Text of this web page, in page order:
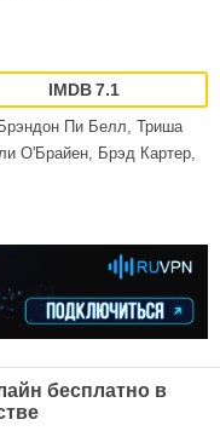
7.1
Пи Белл, Триша
О'Брайен, Брэд Картер,
бесплатно в